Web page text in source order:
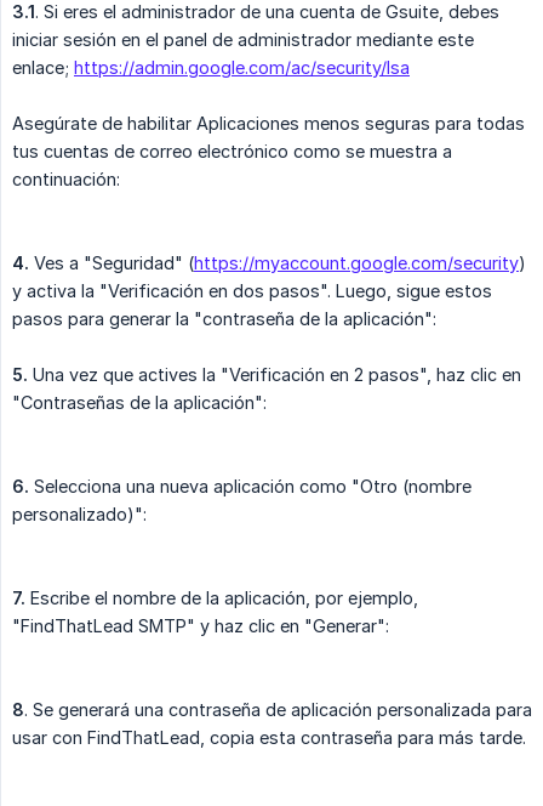
​3.1. Si eres el administrador de una cuenta de Gsuite, debes
iniciar sesión en el panel de administrador mediante este
enlace; https://admin.google.com/ac/security/lsa
Asegúrate de habilitar Aplicaciones menos seguras para todas
tus cuentas de correo electrónico como se muestra a
continuación:
​4. Ves a "Seguridad" (https://myaccount.google.com/security)
y activa la "Verificación en dos pasos". Luego, sigue estos
pasos para generar la "contraseña de la aplicación":
​5. Una vez que actives la "Verificación en 2 pasos", haz clic en
"Contraseñas de la aplicación":​
​6. Selecciona una nueva aplicación como "Otro (nombre
personalizado)":
​7. Escribe el nombre de la aplicación, por ejemplo,
"FindThatLead SMTP" y haz clic en "Generar":
8. Se generará una contraseña de aplicación personalizada para
usar con FindThatLead, copia esta contraseña para más tarde.